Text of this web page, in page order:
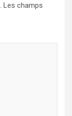
Les champs